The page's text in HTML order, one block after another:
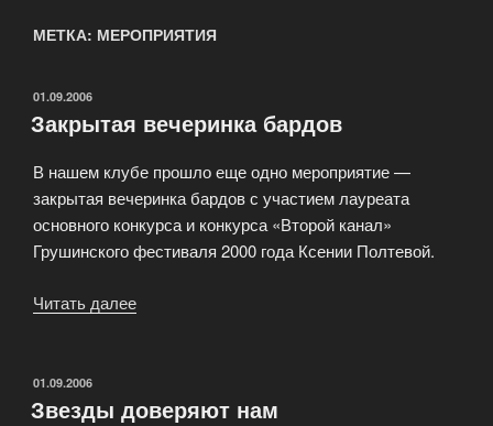
МЕТКА: МЕРОПРИЯТИЯ
ОПУБЛИКОВАНО
01.09.2006
Закрытая вечеринка бардов
В нашем клубе прошло еще одно мероприятие —
закрытая вечеринка бардов с участием лауреата
основного конкурса и конкурса «Второй канал»
Грушинского фестиваля 2000 года Ксении Полтевой.
Читать далее
ОПУБЛИКОВАНО
01.09.2006
Звезды доверяют нам